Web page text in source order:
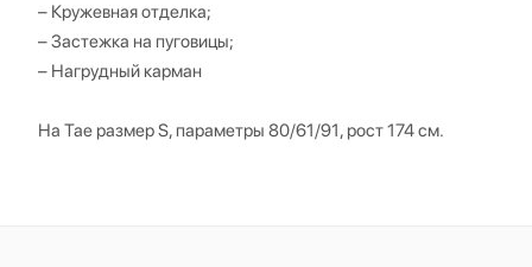
– Кружевная отделка;
– Застежка на пуговицы;
– Нагрудный карман
На Тае размер S, параметры 80/61/91, рост 174 см.